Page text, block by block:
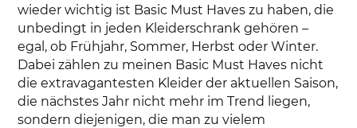
wieder wichtig ist Basic Must Haves zu haben, die
unbedingt in jeden Kleiderschrank gehören –
egal, ob Frühjahr, Sommer, Herbst oder Winter.
Dabei zählen zu meinen Basic Must Haves nicht
die extravagantesten Kleider der aktuellen Saison,
die nächstes Jahr nicht mehr im Trend liegen,
sondern diejenigen, die man zu vielem